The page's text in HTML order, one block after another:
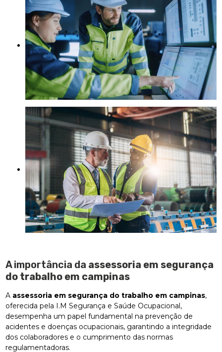
A importância da assessoria em segurança
do trabalho em campinas
A assessoria em segurança do trabalho em campinas,
oferecida pela I.M Segurança e Saúde Ocupacional,
desempenha um papel fundamental na prevenção de
acidentes e doenças ocupacionais, garantindo a integridade
dos colaboradores e o cumprimento das normas
regulamentadoras.